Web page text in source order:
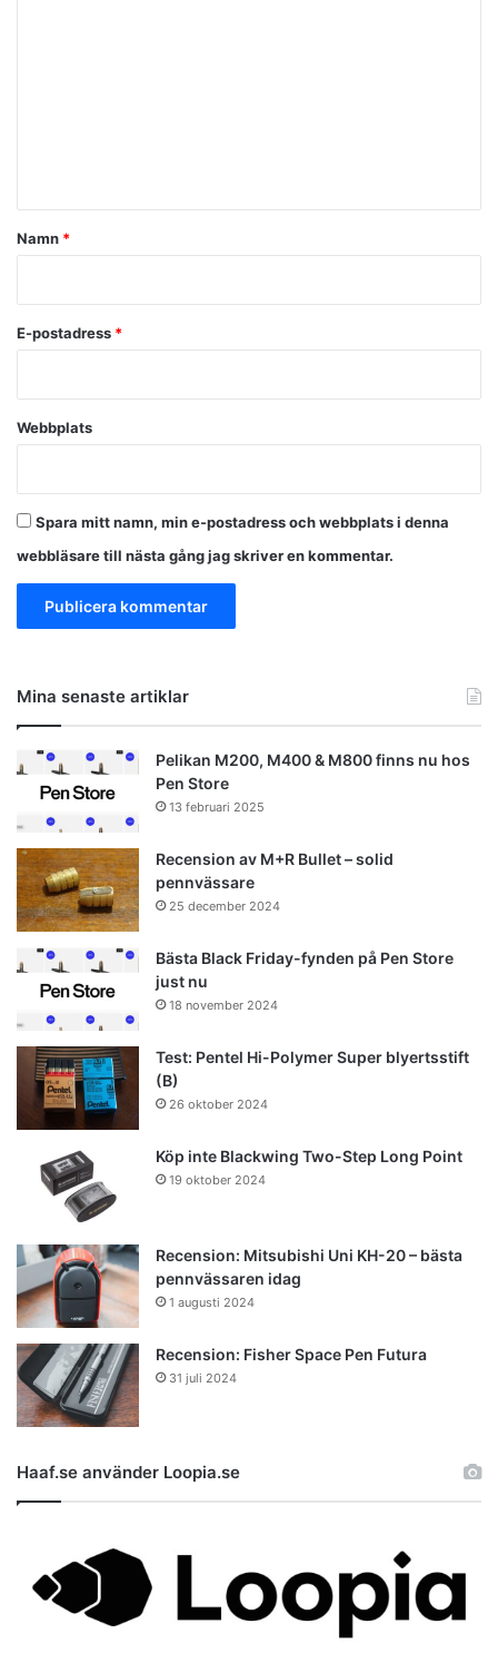
a
Namn *
E-postadress *
Webbplats
Spara mitt namn, min e-postadress och webbplats i denna
webbläsare till nästa gång jag skriver en kommentar.
Mina senaste artiklar
Pelikan M200, M400 & M800 finns nu hos
Pen Store
13 februari 2025
Recension av M+R Bullet – solid
pennvässare
25 december 2024
Bästa Black Friday-fynden på Pen Store
just nu
18 november 2024
Test: Pentel Hi-Polymer Super blyertsstift
(B)
26 oktober 2024
Köp inte Blackwing Two-Step Long Point
19 oktober 2024
Recension: Mitsubishi Uni KH-20 – bästa
pennvässaren idag
1 augusti 2024
Recension: Fisher Space Pen Futura
31 juli 2024
Haaf.se använder Loopia.se